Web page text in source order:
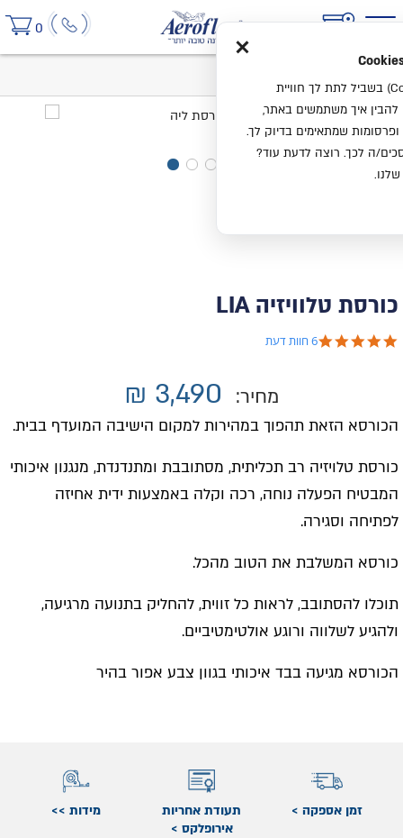
0
כורסת טלוויזיה LIA
4.8 star rating
6 חוות דעת
הכורסא הזאת תהפוך במהירות למקום הישיבה המועדף בבית.
כורסת טלויזיה רב תכליתית, מסתובבת ומתנדנדת, מנגנון איכותי
המבטיח הפעלה נוחה, רכה וקלה באמצעות ידית אחיזה
לפתיחה וסגירה.
כורסא המשלבת את הטוב מהכל.
תוכלו להסתובב, לראות כל זווית, להחליק בתנועה מרגיעה,
ולהגיע לשלווה ורוגע אולטימטיביים.
הכורסא מגיעה בבד איכותי בגוון צבע אפור בהיר
מחיר: 3,490
₪
זמן אספקה >
תעודת אחריות
אירופלקס >
מידות >>
×
אנחנו משתמשים בעוגיות (Cookies) בשביל לתת לך חוויית
להבין איך משתמשים באתר,
שמתאימים בדיוק לך.
ה לכך. רוצה לדעת עוד?